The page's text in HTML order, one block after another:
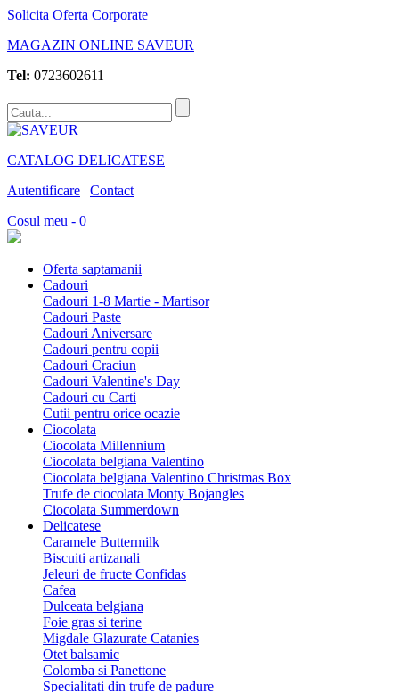
Solicita Oferta Corporate
MAGAZIN ONLINE SAVEUR
Tel: 0723602611
CATALOG DELICATESE
Autentificare | Contact
Cosul meu - 0
Oferta saptamanii
Cadouri
Cadouri 1-8 Martie - Martisor
Cadouri Paste
Cadouri Aniversare
Cadouri pentru copii
Cadouri Craciun
Cadouri Valentine's Day
Cadouri cu Carti
Cutii pentru orice ocazie
Ciocolata
Ciocolata Millennium
Ciocolata belgiana Valentino
Ciocolata belgiana Valentino Christmas Box
Trufe de ciocolata Monty Bojangles
Ciocolata Summerdown
Delicatese
Caramele Buttermilk
Biscuiti artizanali
Jeleuri de fructe Confidas
Cafea
Dulceata belgiana
Foie gras si terine
Migdale Glazurate Catanies
Otet balsamic
Colomba si Panettone
Specialitati din trufe de padure